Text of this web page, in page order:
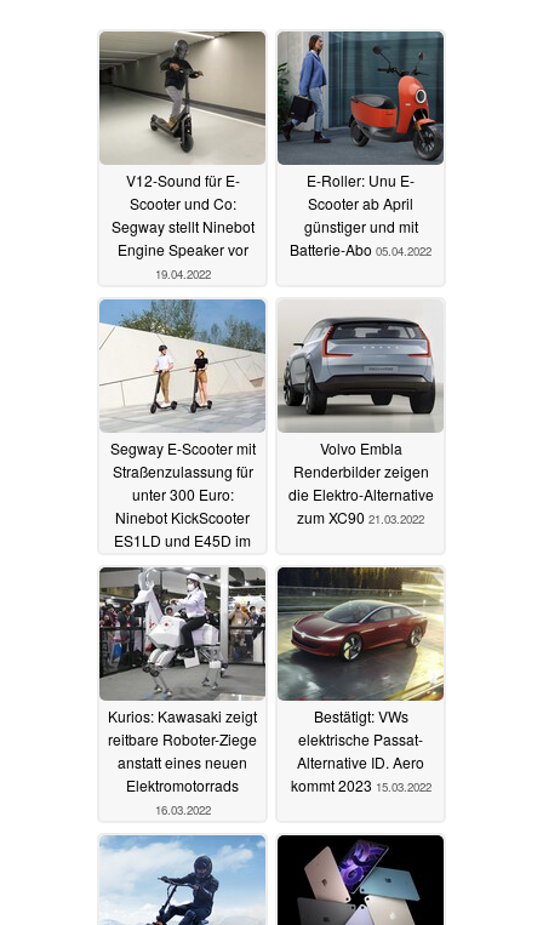
V12-Sound für E-
Scooter und Co:
Segway stellt Ninebot
Engine Speaker vor
19.04.2022
E-Roller: Unu E-
Scooter ab April
günstiger und mit
Batterie-Abo 05.04.2022
Segway E-Scooter mit
Straßenzulassung für
unter 300 Euro:
Ninebot KickScooter
ES1LD und E45D im
Angebot 01.04.2022
Volvo Embla
Renderbilder zeigen
die Elektro-Alternative
zum XC90 21.03.2022
Kurios: Kawasaki zeigt
reitbare Roboter-Ziege
anstatt eines neuen
Elektromotorrads
16.03.2022
Bestätigt: VWs
elektrische Passat-
Alternative ID. Aero
kommt 2023 15.03.2022